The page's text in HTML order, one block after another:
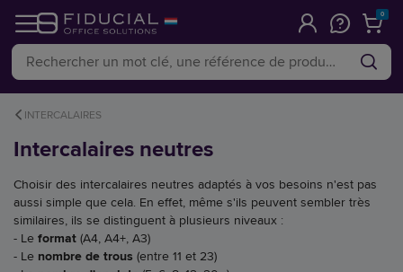
0
INTERCALAIRES
Intercalaires neutres
Choisir des intercalaires neutres adaptés à vos besoins n'est pas
aussi simple que cela. En effet, même s'ils peuvent sembler très
similaires, ils se distinguent à plusieurs niveaux :
- Le format (A4, A4+, A3)
- Le nombre de trous (entre 11 et 23)